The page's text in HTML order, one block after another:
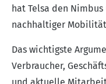
hat Telsa den
nachhaltiger
Das wichtigste
Verbraucher,
und aktuelle